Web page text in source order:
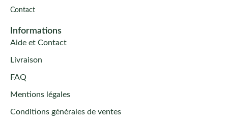
Contact
Informations
Aide et Contact
Livraison
FAQ
Mentions légales
Conditions générales de ventes